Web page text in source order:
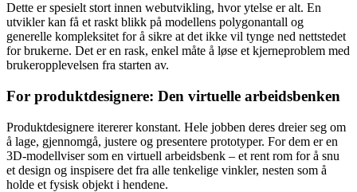
Dette er spesielt stort innen webutvikling, hvor ytelse er alt. En
utvikler kan få et raskt blikk på modellens polygonantall og
generelle kompleksitet for å sikre at det ikke vil tynge ned nettstedet
for brukerne. Det er en rask, enkel måte å løse et kjerneproblem med
brukeropplevelsen fra starten av.
For produktdesignere: Den virtuelle arbeidsbenken
Produktdesignere itererer konstant. Hele jobben deres dreier seg om
å lage, gjennomgå, justere og presentere prototyper. For dem er en
3D-modellviser som en virtuell arbeidsbenk – et rent rom for å snu
et design og inspisere det fra alle tenkelige vinkler, nesten som å
holde et fysisk objekt i hendene.